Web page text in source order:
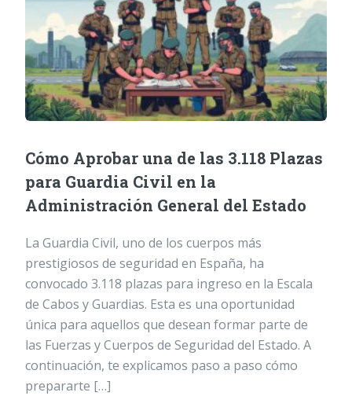
Cómo Aprobar una de las 3.118 Plazas
para Guardia Civil en la
Administración General del Estado
La Guardia Civil, uno de los cuerpos más
prestigiosos de seguridad en España, ha
convocado 3.118 plazas para ingreso en la Escala
de Cabos y Guardias. Esta es una oportunidad
única para aquellos que desean formar parte de
las Fuerzas y Cuerpos de Seguridad del Estado. A
continuación, te explicamos paso a paso cómo
prepararte […]